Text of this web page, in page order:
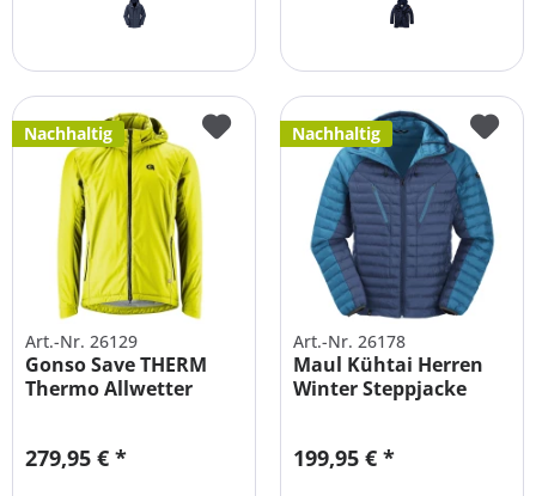
Nachhaltig
Art.-Nr. 26129
Gonso Save THERM
Thermo Allwetter
279,95 € *
Nachhaltig
Art.-Nr. 26178
Maul Kühtai Herren
Winter Steppjacke
199,95 € *